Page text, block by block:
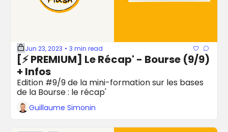
Jun 23, 2023 • 3 min read
[⚡️ PREMIUM] Le Récap' - Bourse (9/9)
+ Infos
Edition #9/9 de la mini-formation sur les bases
de la Bourse : le récap'
Guillaume Simonin